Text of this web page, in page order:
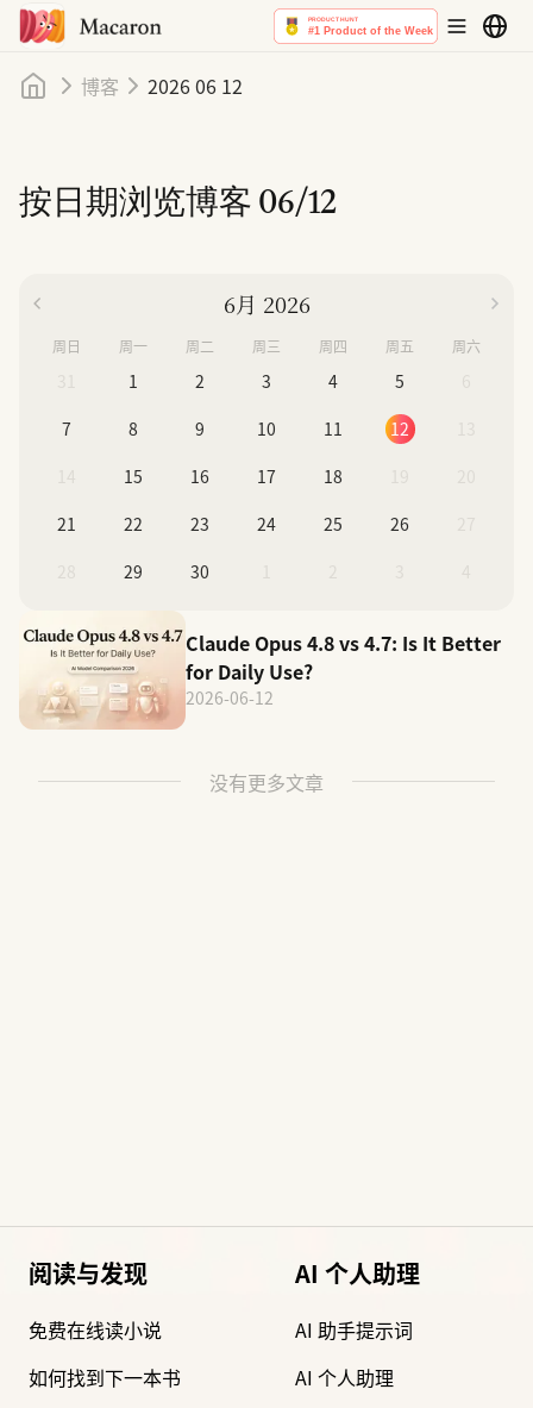
首页博客 2026 06 12
按日期浏览博客06/12
Claude Opus 4.8 vs 4.7: Is It Better
for Daily Use?
2026-06-12
没有更多文章
6月 2026
周日 周一 周二 周三 周四 周五 周六
1 2 3 4 5
7
8 9 10 11 12
15 16 17 18
21
22 23 24 25 26
29 30
阅读与发现
免费在线读小说
如何找到下一本书
AI 个人助理
AI 助手提示词
AI 个人助理